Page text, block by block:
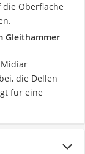
Oberfläche
Gleithammer
die Dellen
für eine